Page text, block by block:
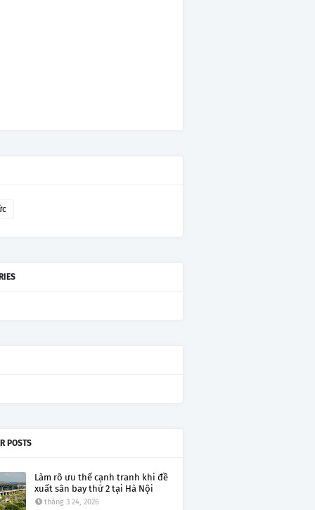
POSTS
Làm rõ ưu thế cạnh tranh khi đề
xuất sân bay thứ 2 tại Hà Nội
tháng 3 24, 2026